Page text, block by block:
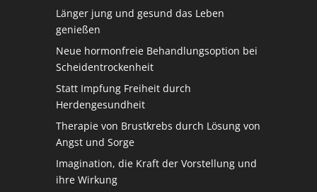
Länger jung und gesund das Leben
genießen
Neue hormonfreie Behandlungsoption bei
Scheidentrockenheit
Statt Impfung Freiheit durch
Herdengesundheit
Therapie von Brustkrebs durch Lösung von
Angst und Sorge
Imagination, die Kraft der Vorstellung und
ihre Wirkung